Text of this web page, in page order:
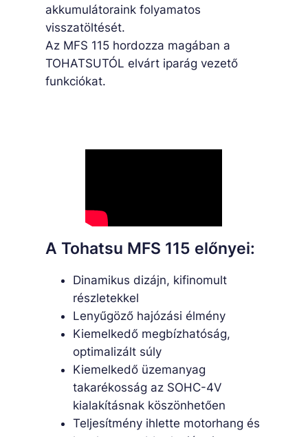
akkumulátoraink folyamatos
visszatöltését.
Az MFS 115 hordozza magában a
TOHATSUTÓL elvárt iparág vezető
funkciókat.
A Tohatsu MFS 115 előnyei:
Dinamikus dizájn, kifinomult
részletekkel
Lenyűgöző hajózási élmény
Kiemelkedő megbízhatóság,
optimalizált súly
Kiemelkedő üzemanyag
takarékosság az SOHC-4V
kialakításnak köszönhetően
Teljesítmény ihlette motorhang és